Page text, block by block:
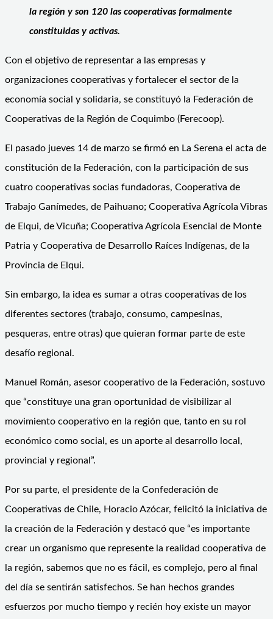
la región y son 120 las cooperativas formalmente
constituidas y activas.
Con el objetivo de representar a las empresas y
organizaciones cooperativas y fortalecer el sector de la
economía social y solidaria, se constituyó la Federación de
Cooperativas de la Región de Coquimbo (Ferecoop).
El pasado jueves 14 de marzo se firmó en La Serena el acta de
constitución de la Federación, con la participación de sus
cuatro cooperativas socias fundadoras, Cooperativa de
Trabajo Ganímedes, de Paihuano; Cooperativa Agrícola Vibras
de Elqui, de Vicuña; Cooperativa Agrícola Esencial de Monte
Patria y Cooperativa de Desarrollo Raíces Indígenas, de la
Provincia de Elqui.
Sin embargo, la idea es sumar a otras cooperativas de los
diferentes sectores (trabajo, consumo, campesinas,
pesqueras, entre otras) que quieran formar parte de este
desafío regional.
Manuel Román, asesor cooperativo de la Federación, sostuvo
que “constituye una gran oportunidad de visibilizar al
movimiento cooperativo en la región que, tanto en su rol
económico como social, es un aporte al desarrollo local,
provincial y regional”.
Por su parte, el presidente de la Confederación de
Cooperativas de Chile, Horacio Azócar, felicitó la iniciativa de
la creación de la Federación y destacó que “es importante
crear un organismo que represente la realidad cooperativa de
la región, sabemos que no es fácil, es complejo, pero al final
del día se sentirán satisfechos. Se han hechos grandes
esfuerzos por mucho tiempo y recién hoy existe un mayor